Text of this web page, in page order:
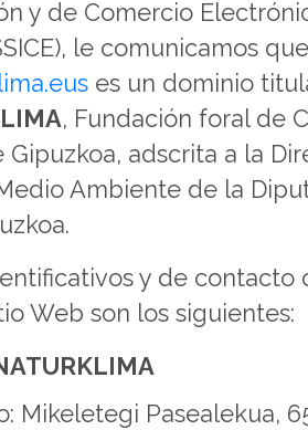
y de Comercio
le comunicamos
es un dominio
, Fundación foral de
Gipuzkoa, adscrita a la
Ambiente de la
y de contacto
Web son los siguientes:
Mikeletegi Pasealekua,